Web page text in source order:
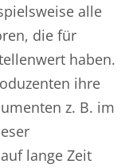
alle
die für
haben.
ihre
z. B. im
lange Zeit